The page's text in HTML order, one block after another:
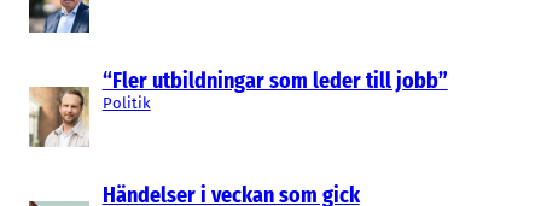
“Fler utbildningar som leder till jobb”
Politik
Händelser i veckan som gick